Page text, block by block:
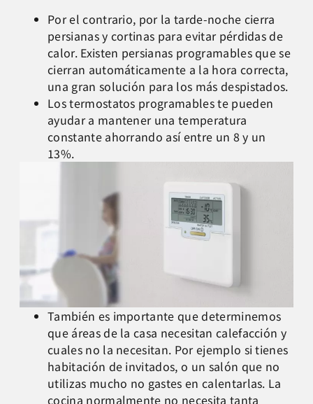
Por el contrario, por la tarde-noche cierra
persianas y cortinas para evitar pérdidas de
calor. Existen persianas programables que se
cierran automáticamente a la hora correcta,
una gran solución para los más despistados.
Los termostatos programables te pueden
ayudar a mantener una temperatura
constante ahorrando así entre un 8 y un
13%.
También es importante que determinemos
que áreas de la casa necesitan calefacción y
cuales no la necesitan. Por ejemplo si tienes
habitación de invitados, o un salón que no
utilizas mucho no gastes en calentarlas. La
cocina normalmente no necesita tanta